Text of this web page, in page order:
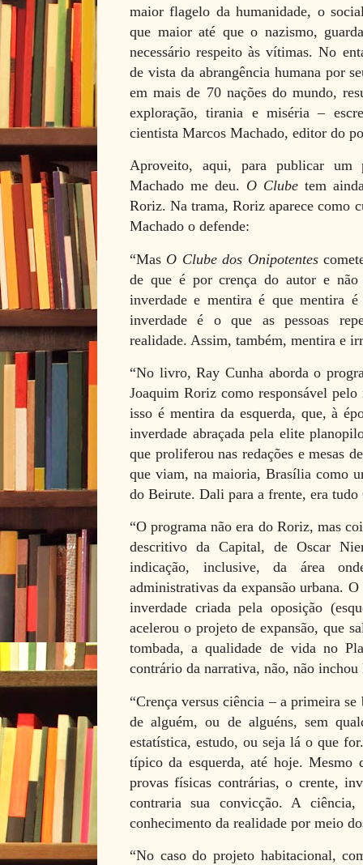
maior flagelo da humanidade, o
que maior até que o nazismo,
necessário respeito às vítimas. No
de vista da abrangência humana por
em mais de 70 nações do mundo,
exploração, tirania e miséria –
cientista Marcos Machado, editor do
Aproveito, aqui, para publicar um
Machado me deu. O Clube tem
Roriz. Na trama, Roriz aparece como
Machado o defende:
“Mas O Clube dos Onipotentes
de que é por crença do autor e
inverdade e mentira é que mentira
inverdade é o que as pessoas
realidade. Assim, também, mentira e
“No livro, Ray Cunha aborda o
Joaquim Roriz como responsável
isso é mentira da esquerda, que, à
inverdade abraçada pela elite
que proliferou nas redações e mesas
que viam, na maioria, Brasília como
do Beirute. Dali para a frente, era tudo
“O programa não era do Roriz, mas
descritivo da Capital, de Oscar
indicação, inclusive, da área
administrativas da expansão urbana.
inverdade criada pela oposição
acelerou o projeto de expansão, que
tombada, a qualidade de vida no
contrário da narrativa, não, não
“Crença versus ciência – a primeira
de alguém, ou de alguéns, sem
estatística, estudo, ou seja lá o que
típico da esquerda, até hoje. Mesmo
provas físicas contrárias, o crente,
contraria sua convicção. A
conhecimento da realidade por meio
“No caso do projeto habitacional,